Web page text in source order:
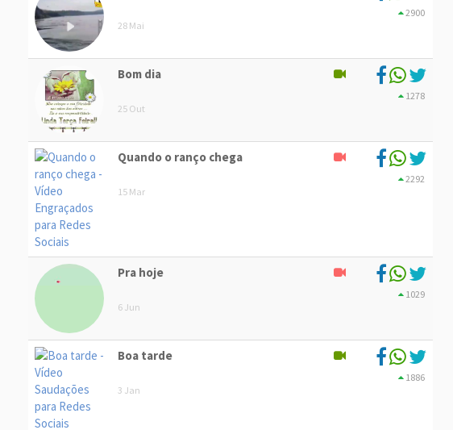
28 Mai
2900
Bom dia
25 Out
1278
Quando o ranço chega
15 Mar
2292
Pra hoje
6 Jun
1029
Boa tarde
3 Jan
1886